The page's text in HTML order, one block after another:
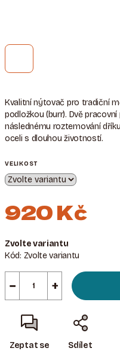
Kvalitní nýtovač pro tradiční
podložkou (burr). Dvě
následnému roztemování
oceli s dlouhou životností.
VELIKOST
920 Kč
cena:
Zvolte variantu
Kód: Zvolte variantu
+
−
Zeptat se Sdílet